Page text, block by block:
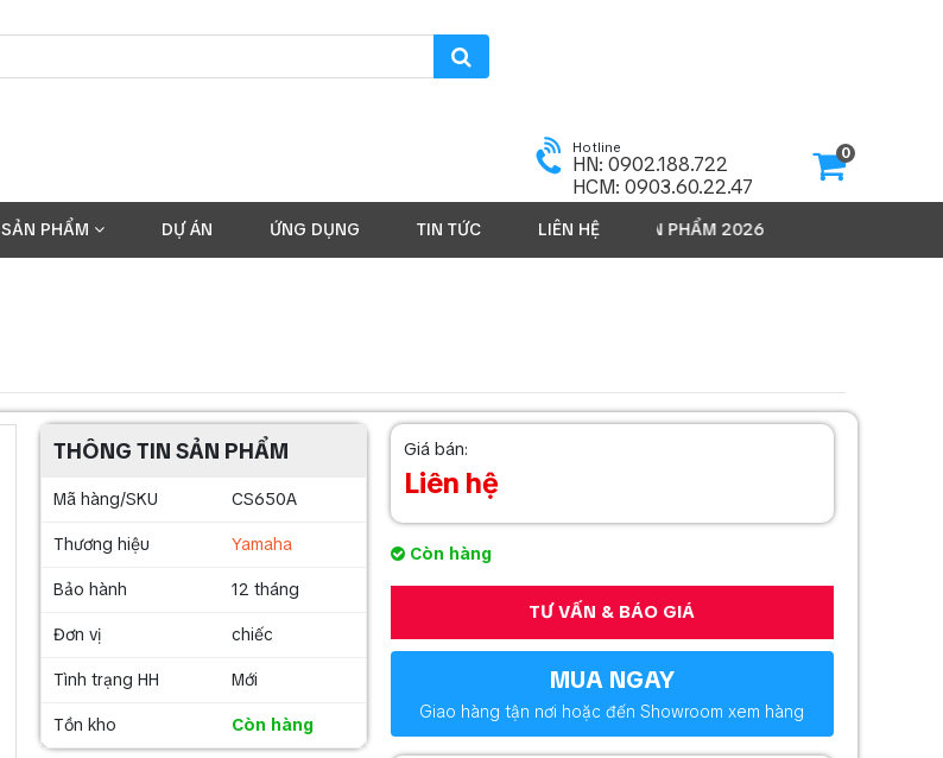
Hotline
HN: 0902.188.722
HCM: 0903.60.22.47
0
SẢN PHẨM DỰ ÁN ỨNG DỤNG TIN TỨC LIÊN HỆ
SẢN PHẨM 2026
THÔNG TIN SẢN PHẨM
Mã hàng/SKU CS650A
Thương hiệu Yamaha
Bảo hành 12 tháng
Đơn vị chiếc
Tình trạng HH Mới
Tồn kho
Còn hàng
Giá bán:
Liên hệ
Còn hàng
TƯ VẤN & BÁO GIÁ
MUA NGAY
Giao hàng tận nơi hoặc đến Showroom xem hàng